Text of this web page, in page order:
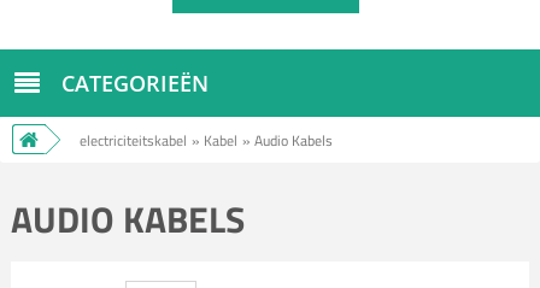
CATEGORIEËN
electriciteitskabel » Kabel » Audio Kabels
AUDIO KABELS